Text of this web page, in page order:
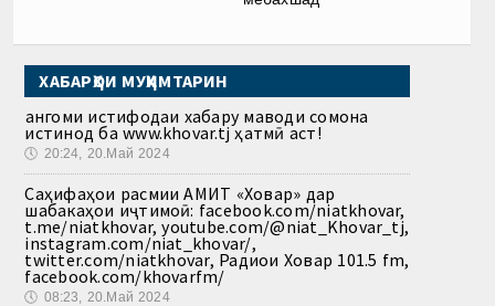
ХАБАРҲОИ МУҲИМТАРИН
Ҳангоми истифодаи хабару маводи сомона
истинод ба www.khovar.tj ҳатмӣ аст!
🕔 20:24, 20.Май 2024
Саҳифаҳои расмии АМИТ «Ховар» дар
шабакаҳои иҷтимоӣ: facebook.com/niatkhovar,
t.me/niatkhovar, youtube.com/@niat_Khovar_tj,
instagram.com/niat_khovar/,
twitter.com/niatkhovar, Радиои Ховар 101.5 fm,
facebook.com/khovarfm/
🕔 08:23, 20.Май 2024